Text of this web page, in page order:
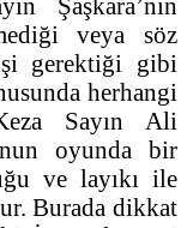
veya söz
gerektiği gibi
herhangi
Sayın Ali
oyunda bir
ve layıkı ile
Burada dikkat